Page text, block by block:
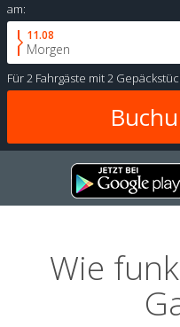
am:
11.08
Morgen
Für2 Fahrgäste mit2
Wie